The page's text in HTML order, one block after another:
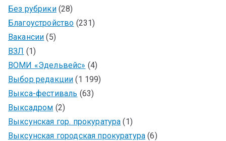
Без рубрики(28)
Благоустройство (231)
Вакансии (5)
ВЗЛ (1)
ВОМИ «Эдельвейс» (4)
Выбор редакции (1 199)
Выкса-фестиваль (63)
Выксадром (2)
Выксунская гор. прокуратура (1)
Выксунская городская прокуратура (6)